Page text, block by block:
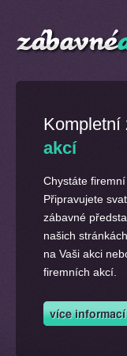
Kompletní
akcí
Chystáte
Připravujete
zábavné
našich
na Vaši akci
firemních akcí.